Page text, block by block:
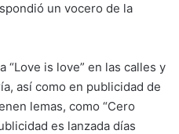
un vocero de la
“Love is love” en las calles y
así como en publicidad de
lemas, como “Cero
es lanzada días